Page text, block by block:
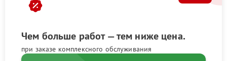
Чем больше работ — тем ниже цена.
при заказе комплексного обслуживания